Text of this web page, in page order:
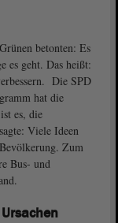
betonten: Es
es geht. Das heißt:
Die SPD
hat die
es, die
Viele Ideen
Zum
Bus- und